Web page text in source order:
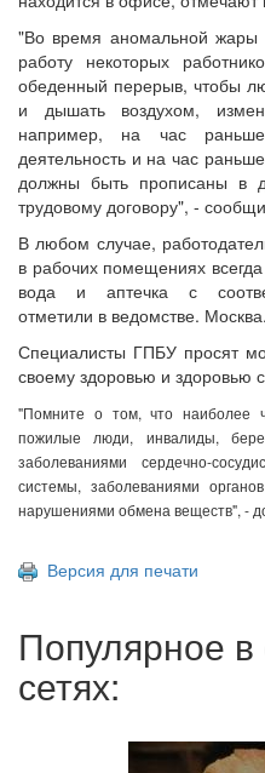
"Во время аномальной жары
работу некоторых
обеденный перерыв, чтобы
и дышать воздухом,
например, на час раньше
деятельность и на час
должны быть прописаны в
трудовому договору", -
В любом случае,
в рабочих помещениях
вода и аптечка с
отметили в ведомстве. Москва.
Специалисты ГПБУ просят
своему здоровью и здоровью
"Помните о том, что наиболее
пожилые люди, инвалиды,
заболеваниями сердечно-
системы, заболеваниями
нарушениями обмена веществ", -
Версия для печати
Популярное
сетях: